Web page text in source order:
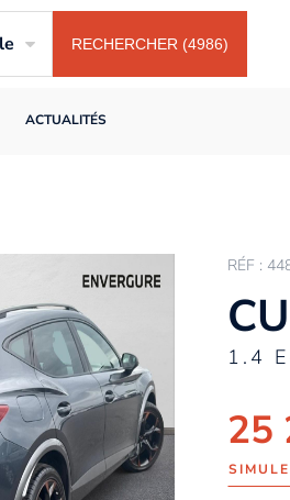
ACTUALITÉS
RECHERCHER (4986)
RÉF :
1.4
25